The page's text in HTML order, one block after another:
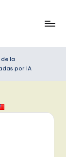
la
por IA